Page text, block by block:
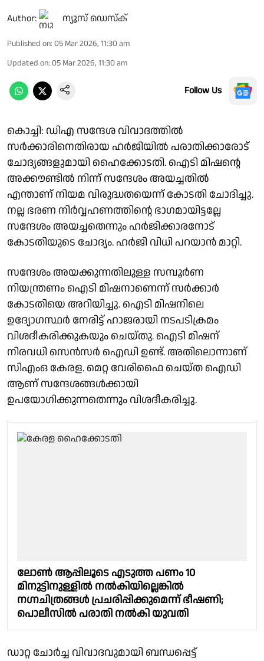
Author: ന്യൂസ് ഡെസ്ക്
Published on: 05 Mar 2026, 11:30 am
Updated on: 05 Mar 2026, 11:30 am
Follow Us
കൊച്ചി: ഡിഎ സന്ദേശ വിവാദത്തില്‍
സര്‍ക്കാരിനെതിരായ ഹര്‍ജിയില്‍ പരാതിക്കാരോട്
ചോദ്യങ്ങളുമായി ഹൈക്കോടതി. ഐടി മിഷന്റെ
അക്കൗണ്ടില്‍ നിന്ന് സന്ദേശം അയച്ചതില്‍
എന്താണ് നിയമ വിരുദ്ധതയെന്ന് കോടതി ചോദിച്ചു.
നല്ല ഭരണ നിര്‍വ്വഹണത്തിന്റെ ഭാഗമായിട്ടല്ലേ
സന്ദേശം അയച്ചതെന്നും ഹര്‍ജിക്കാരനോട്
കോടതിയുടെ ചോദ്യം. ഹര്‍ജി വിധി പറയാന്‍ മാറ്റി.
സന്ദേശം അയക്കുന്നതിലുള്ള സമ്പൂര്‍ണ
നിയന്ത്രണം ഐടി മിഷനാണെന്ന് സര്‍ക്കാര്‍
കോടതിയെ അറിയിച്ചു. ഐടി മിഷനിലെ
ഉദ്യോഗസ്ഥര്‍ നേരിട്ട് ഹാജരായി നടപടിക്രമം
വിശദീകരിക്കുകയും ചെയ്തു. ഐടി മിഷന്
നിരവധി സെന്‍സര്‍ ഐഡി ഉണ്ട്. അതിലൊന്നാണ്
സിഎംഒ കേരള. മെറ്റ വേരിഫൈ ചെയ്ത ഐഡി
ആണ് സന്ദേശങ്ങള്‍ക്കായി
ഉപയോഗിക്കുന്നതെന്നും വിശദീകരിച്ചു.
ലോണ്‍ ആപ്പിലൂടെ എടുത്ത പണം 10
മിനുട്ടിനുള്ളില്‍ നല്‍കിയില്ലെങ്കില്‍
നഗ്നചിത്രങ്ങള്‍ പ്രചരിപ്പിക്കുമെന്ന് ഭീഷണി;
പൊലീസില്‍ പരാതി നല്‍കി യുവതി
ഡാറ്റ ചോര്‍ച്ച വിവാദവുമായി ബന്ധപ്പെട്ട്